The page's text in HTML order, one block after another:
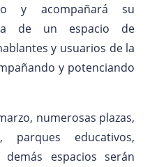
y acompañará su
de un espacio de
y usuarios de la
y potenciando
numerosas plazas,
parques educativos,
espacios serán